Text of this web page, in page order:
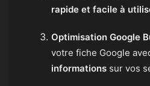
rapide et facile à
Optimisation Google
votre fiche Google
informations sur vos